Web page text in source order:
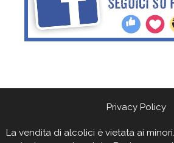
Privacy Policy
La vendita di alcolici è vietata ai